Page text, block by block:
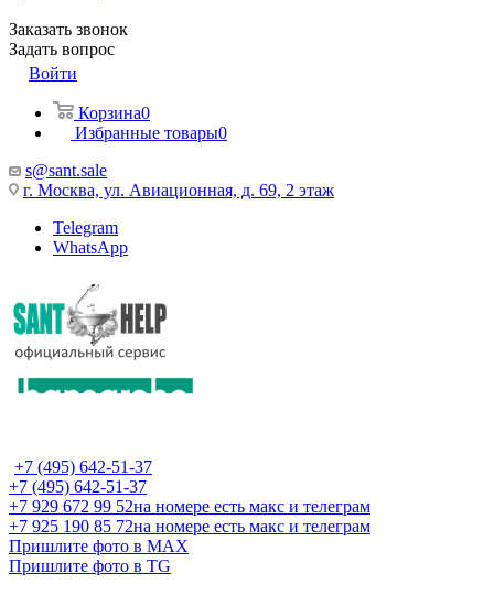
Заказать звонок
Задать вопрос
Войти
Корзина0
Избранные товары0
s@sant.sale
г. Москва, ул. Авиационная, д. 69, 2 этаж
Telegram
WhatsApp
+7 (495) 642-51-37
+7 (495) 642-51-37
+7 929 672 99 52на номере есть макс и телеграм
+7 925 190 85 72на номере есть макс и телеграм
Пришлите фото в MAX
Пришлите фото в TG